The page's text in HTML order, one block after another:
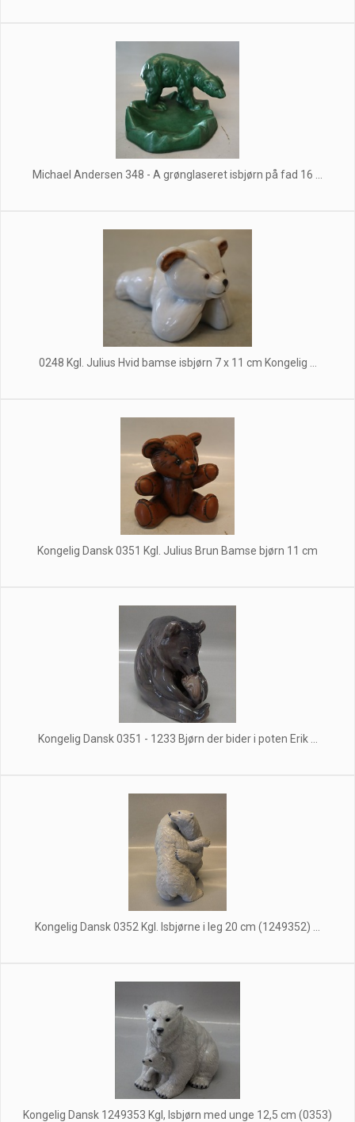
Michael Andersen 348 - A grønglaseret isbjørn på fad 16 ...
0248 Kgl. Julius Hvid bamse isbjørn 7 x 11 cm Kongelig ...
Kongelig Dansk 0351 Kgl. Julius Brun Bamse bjørn 11 cm
Kongelig Dansk 0351 - 1233 Bjørn der bider i poten Erik ...
Kongelig Dansk 0352 Kgl. Isbjørne i leg 20 cm (1249352) ...
Kongelig Dansk 1249353 Kgl, Isbjørn med unge 12,5 cm (0353)